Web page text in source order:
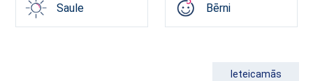
Saule Bērni
Ieteicamās